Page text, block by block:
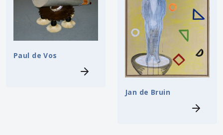
Paul de Vos
Jan de Bruin